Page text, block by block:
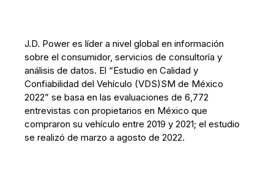
J.D. Power es líder a nivel global en información
sobre el consumidor, servicios de consultoría y
análisis de datos. El “Estudio en Calidad y
Confiabilidad del Vehículo (VDS)SM de México
2022” se basa en las evaluaciones de 6,772
entrevistas con propietarios en México que
compraron su vehículo entre 2019 y 2021; el estudio
se realizó de marzo a agosto de 2022.